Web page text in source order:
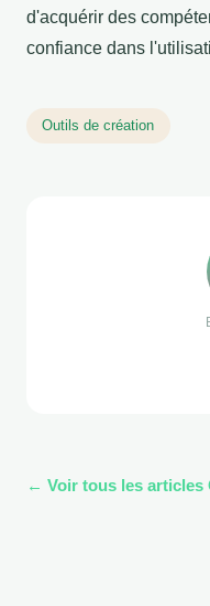
d'acquérir des
confiance dans
Outils de création
← Voir tous les articles